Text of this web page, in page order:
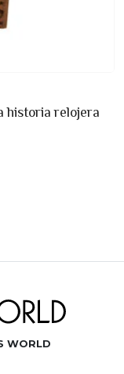
historia relojera
WORLD